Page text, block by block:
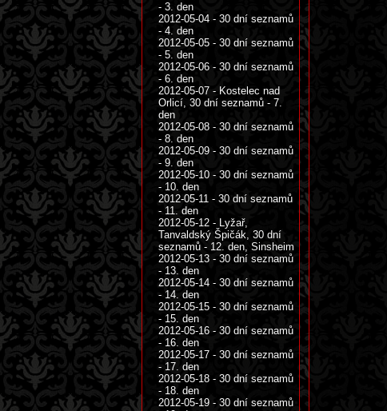
- 3. den
2012-05-04 - 30 dní seznamů
- 4. den
2012-05-05 - 30 dní seznamů
- 5. den
2012-05-06 - 30 dní seznamů
- 6. den
2012-05-07 - Kostelec nad
Orlicí, 30 dní seznamů - 7.
den
2012-05-08 - 30 dní seznamů
- 8. den
2012-05-09 - 30 dní seznamů
- 9. den
2012-05-10 - 30 dní seznamů
- 10. den
2012-05-11 - 30 dní seznamů
- 11. den
2012-05-12 - Lyžař,
Tanvaldský Špičák, 30 dní
seznamů - 12. den, Sinsheim
2012-05-13 - 30 dní seznamů
- 13. den
2012-05-14 - 30 dní seznamů
- 14. den
2012-05-15 - 30 dní seznamů
- 15. den
2012-05-16 - 30 dní seznamů
- 16. den
2012-05-17 - 30 dní seznamů
- 17. den
2012-05-18 - 30 dní seznamů
- 18. den
2012-05-19 - 30 dní seznamů